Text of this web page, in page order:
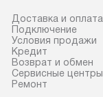
Доставка и оплата
Подключение
Условия продажи
Кредит
Возврат и обмен
Сервисные центры
Ремонт